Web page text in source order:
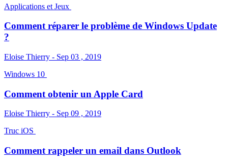
Applications et Jeux
Comment réparer le problème de Windows Update
?
Eloise Thierry - Sep 03 , 2019
Windows 10
Comment obtenir un Apple Card
Eloise Thierry - Sep 09 , 2019
Truc iOS
Comment rappeler un email dans Outlook